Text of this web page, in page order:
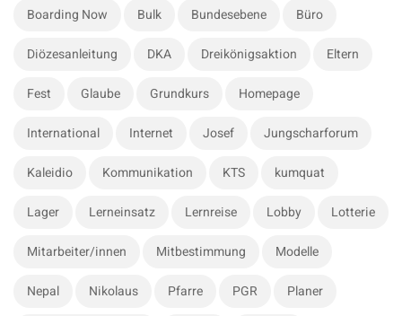
Boarding Now Bulk Bundesebene Büro
Diözesanleitung DKA Dreikönigsaktion Eltern
Fest Glaube Grundkurs Homepage
International Internet Josef Jungscharforum
Kaleidio Kommunikation KTS kumquat
Lager Lerneinsatz Lernreise Lobby Lotterie
Mitarbeiter/innen Mitbestimmung Modelle
Nepal Nikolaus Pfarre PGR Planer